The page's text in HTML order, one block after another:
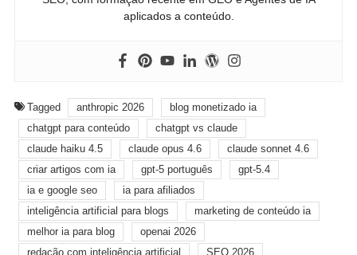
aplicados a conteúdo.
Tagged anthropic 2026
blog monetizado ia
chatgpt para conteúdo
chatgpt vs claude
claude haiku 4.5
claude opus 4.6
claude sonnet 4.6
criar artigos com ia
gpt-5 português
gpt-5.4
ia e google seo
ia para afiliados
inteligência artificial para blogs
marketing de conteúdo ia
melhor ia para blog
openai 2026
redação com inteligência artificial
SEO 2026